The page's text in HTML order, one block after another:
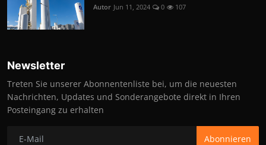
Autor Jun 11, 2024 0 107
Newsletter
Treten Sie unserer Abonnentenliste bei, um die neuesten
Nachrichten, Updates und Sonderangebote direkt in Ihren
Posteingang zu erhalten
Abonnieren